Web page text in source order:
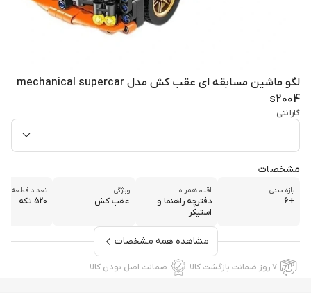
لگو ماشین مسابقه ای عقب کش مدل mechanical supercar
s2004
گارانتی
مشخصات
بازه سنی
+6
اقلام همراه
دفترچه راهنما و
استیکر
ویژگی
عقب کش
تعداد قطعه
520 تکه
مشاهده همه مشخصات
۷ روز ضمانت بازگشت کالا ضمانت اصل بودن کالا